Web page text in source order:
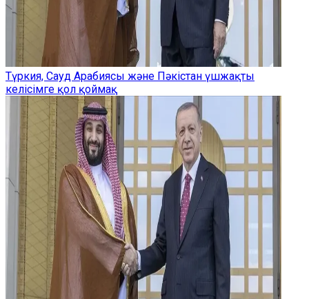
Түркия, Сауд Арабиясы және Пәкістан үшжақты
келісімге қол қоймақ